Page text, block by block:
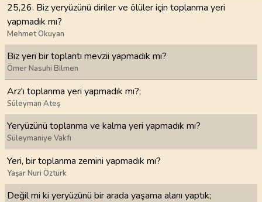
25,26. Biz yeryüzünü diriler ve ölüler için toplanma yeri
yapmadık mı?
Mehmet Okuyan
Biz yeri bir toplantı mevzii yapmadık mı?
Ömer Nasuhi Bilmen
Arz'ı toplanma yeri yapmadık mı?;
Süleyman Ateş
Yeryüzünü toplanma ve kalma yeri yapmadık mı?
Süleymaniye Vakfı
Yeri, bir toplanma zemini yapmadık mı?
Yaşar Nuri Öztürk
Değil mi ki yeryüzünü bir arada yaşama alanı yaptık;